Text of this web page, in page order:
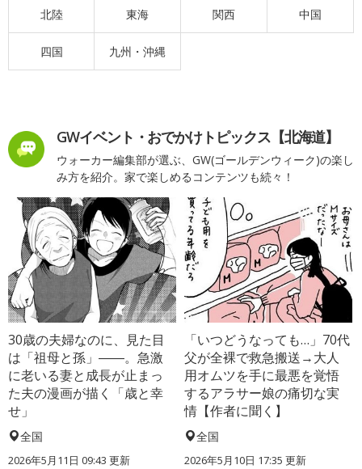
北陸 東海 関西 中国
四国 九州・沖縄
GWイベント・おでかけトピックス【北海道】
ウォーカー編集部が選ぶ、GW(ゴールデンウィーク)の楽し
み方を紹介。家で楽しめるコンテンツも続々！
30歳の夫婦なのに、見た目
は「祖母と孫」――。急激
に老いる妻と成長が止まっ
た夫の漫画が描く「歳と幸
せ」
全国
2026年5月11日 09:43 更新
「いつどうなっても…」70代
父が全裸で救急搬送→大人
用オムツを手に最悪を覚悟
するアラサー娘の痛切な実
情【作者に聞く】
全国
2026年5月10日 17:35 更新